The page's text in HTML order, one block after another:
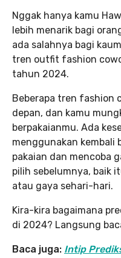
Nggak hanya kamu
lebih menarik bagi
ada salahnya bagi
tren outfit fashion
tahun 2024.
Beberapa tren fashion
depan, dan kamu
berpakaianmu. Ada
menggunakan kembali
pakaian dan mencoba
pilih sebelumnya, baik
atau gaya sehari-hari.
Kira-kira bagaimana
di 2024? Langsung
Baca juga: Intip